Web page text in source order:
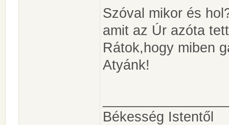
Szóval mikor és
amit az Úr azóta
Rátok,hogy miben
Atyánk!
Békesség Istentől